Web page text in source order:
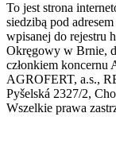
To jest strona
siedzibą pod
wpisanej do rejestru
Okręgowy w Brnie,
członkiem koncernu
AGROFERT, a.s.,
Pyšelská 2327/2,
Wszelkie prawa